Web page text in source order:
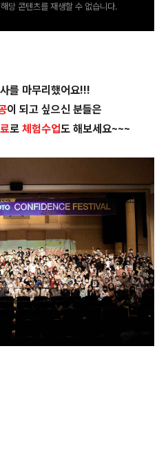
당 콘텐츠를 재생할 수 없습니다.
를 마무리했어요!!!
이 되고 싶으신 분들은
로 체험수업도 해보세요~~~